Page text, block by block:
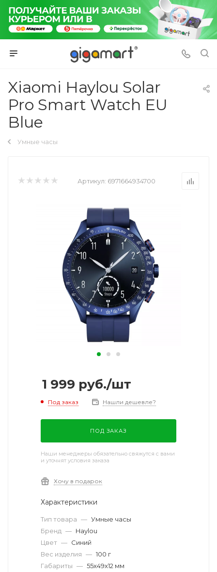
Xiaomi Haylou Solar
Pro Smart Watch EU
Blue
Умные часы
Артикул: 6971664934700
1 999 руб./шт
Под заказ Нашли дешевле?
ПОД ЗАКАЗ
Наши менеджеры обязательно свяжутся с вами
и уточнят условия заказа
Хочу в подарок
Характеристики
Тип товара — Умные часы
Бренд — Haylou
Цвет — Синий
Вес изделия — 100 г
Габариты — 55х49х12 мм